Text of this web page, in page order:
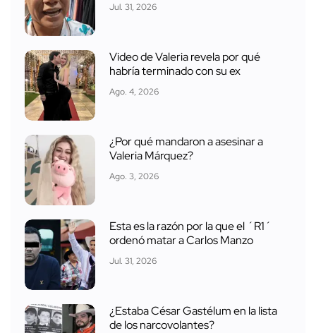
Jul. 31, 2026
Video de Valeria revela por qué
habría terminado con su ex
Ago. 4, 2026
¿Por qué mandaron a asesinar a
Valeria Márquez?
Ago. 3, 2026
Esta es la razón por la que el ´R1´
ordenó matar a Carlos Manzo
Jul. 31, 2026
¿Estaba César Gastélum en la lista
de los narcovolantes?